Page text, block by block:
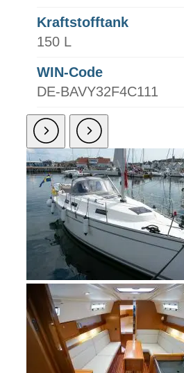
Kraftstofftank
150 L
WIN-Code
DE-BAVY32F4C111